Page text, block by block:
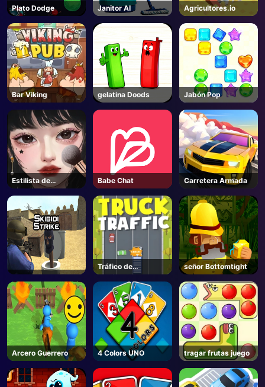
Plato Dodge Janitor AI Agricultores.io
Bar Viking gelatina Doods Jabón Pop
Estilista de
maquillaje
Babe Chat Carretera Armada
Tráfico de
camiones
señor Bottomtight
Arcero Guerrero 4 Colors UNO tragar frutas juego